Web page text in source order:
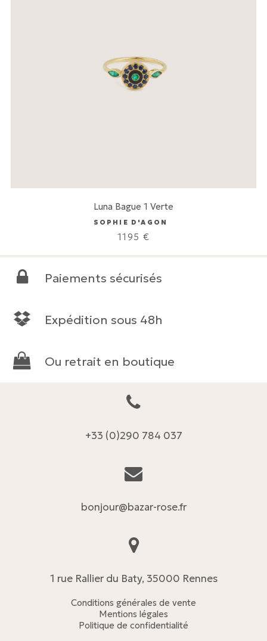
Luna Bague 1 Verte
SOPHIE D'AGON
1195 €
Paiements sécurisés
Expédition sous 48h
Ou retrait en boutique
+33 (0)290 784 037
bonjour@bazar-rose.fr
1 rue Rallier du Baty, 35000 Rennes
Conditions générales de vente
Mentions légales
Politique de confidentialité